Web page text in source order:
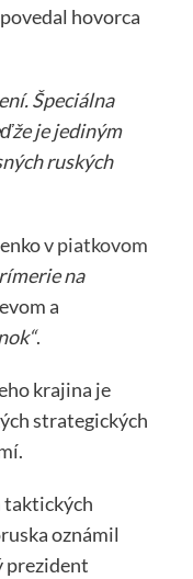
hovorca
Špeciálna
je jediným
ruských
v piatkovom
na
a
.
krajina je
strategických
taktických
oznámil
prezident